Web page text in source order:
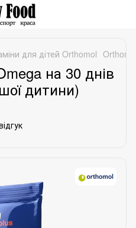
для дітей Orthomol
на 30 днів
дитини)